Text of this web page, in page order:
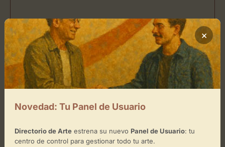
×
Novedad: Tu Panel de Usuario
Directorio de Arteestrena su nuevo Panel de Usuario: tu
centro de control para gestionar todo tu arte.